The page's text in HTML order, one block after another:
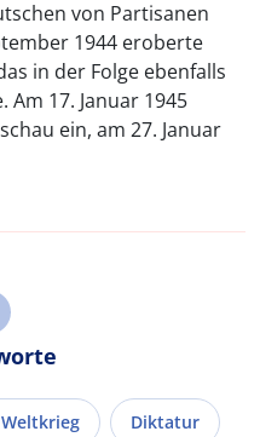
von Partisanen
1944 eroberte
in der Folge ebenfalls
17. Januar 1945
ein, am 27. Januar
Diktatur